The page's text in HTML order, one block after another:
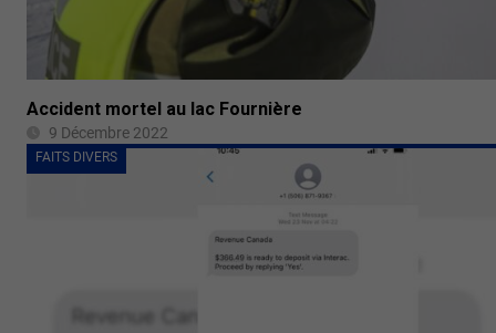
Accident mortel au lac Fournière
9 Décembre 2022
FAITS DIVERS